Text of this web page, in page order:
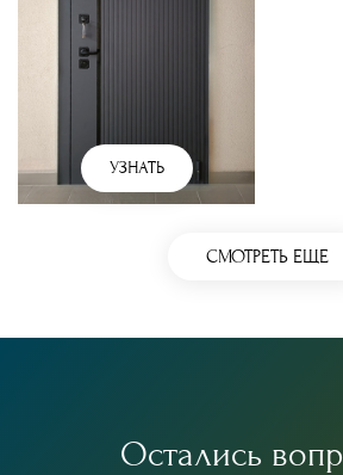
УЗНАТЬ
СМОТРЕТЬ ЕЩЕ
Остались вопр